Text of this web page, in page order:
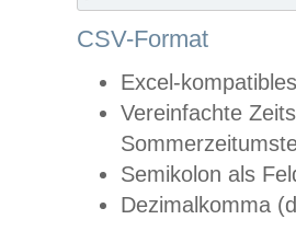
CSV-Format
Excel-
Vereinfachte
Semikolon als
Dezimalkomma